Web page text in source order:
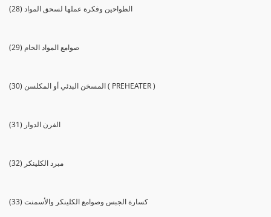
(28) الطواحين وفكرة عملها لسحق المواد
(29) صوامع المواد الخام
(30) المسخن البدئي أو المكلسن ( PREHEATER )
(31) الفرن الدوار
(32) مبرد الكلينكر
(33) كسارة الجبس وصوامع الكلينكر والأسمنت